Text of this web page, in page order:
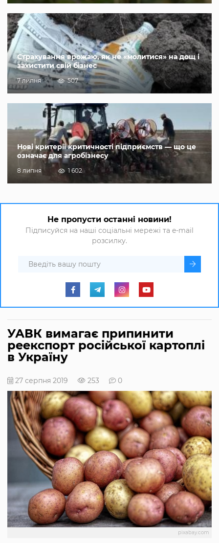
Страхування врожаю, як не «молитися» на дощ і
захистити свій бізнес
7 липня 507
Нові критерії критичності підприємств — що це
означає для агробізнесу
8 липня 1 602
Не пропусти останні новини!
Підписуйся на наші соціальні мережі та e-mail
розсилку.
УАВК вимагає припинити
реекспорт російської картоплі
в Україну
27 серпня 2019 253 0
pixabay.com